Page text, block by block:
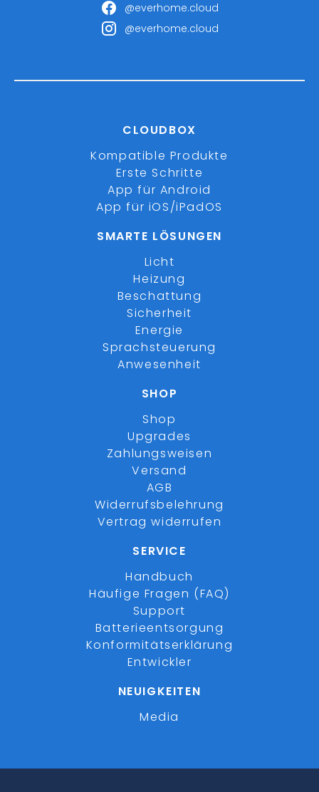
@everhome.cloud
@everhome.cloud
CLOUDBOX
Kompatible Produkte
Erste Schritte
App für Android
App für iOS/iPadOS
SMARTE LÖSUNGEN
Licht
Heizung
Beschattung
Sicherheit
Energie
Sprachsteuerung
Anwesenheit
SHOP
Shop
Upgrades
Zahlungsweisen
Versand
AGB
Widerrufsbelehrung
Vertrag widerrufen
SERVICE
Handbuch
Häufige Fragen (FAQ)
Support
Batterieentsorgung
Konformitätserklärung
Entwickler
NEUIGKEITEN
Media